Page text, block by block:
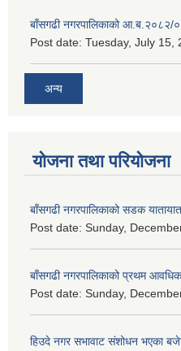
बाँसगढी नगरपालिकाको आ.ब.२०८२/
Post date: Tuesday, July 15,
अन्य
योजना तथा परियोजना
बाँसगढी नगरपालिकाको सडक
Post date: Sunday,
बाँसगढी नगरपालिकाको प्रथम
Post date: Sunday,
हिउदे नगर सभावाट संशोधन भएका